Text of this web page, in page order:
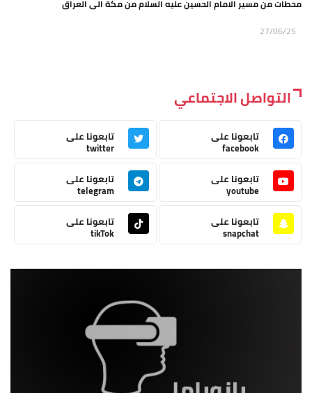
محطات من مسير الامام الحسين عليه السلام من مكة الى العراق
27/06/25
التواصل الاجتماعي
تابعونا على
facebook
تابعونا على
twitter
تابعونا على
youtube
تابعونا على
telegram
تابعونا على
snapchat
تابعونا على
tikTok